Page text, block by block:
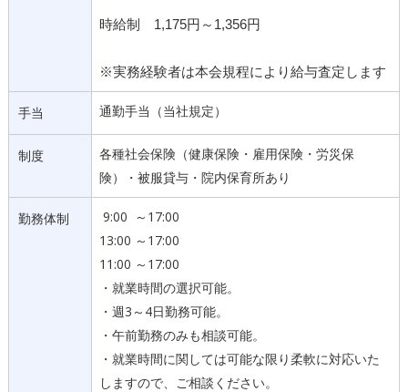
時給制 1,175円～1,356円
※実務経験者は本会規程により給与査定します
手当 通勤手当（当社規定）
制度
各種社会保険（健康保険・雇用保険・労災保
険）・被服貸与・院内保育所あり
勤務体制
9:00 ～17:00
13:00 ～17:00
11:00 ～17:00
・就業時間の選択可能。
・週3～4日勤務可能。
・午前勤務のみも相談可能。
・就業時間に関しては可能な限り柔軟に対応いた
しますので、ご相談ください。